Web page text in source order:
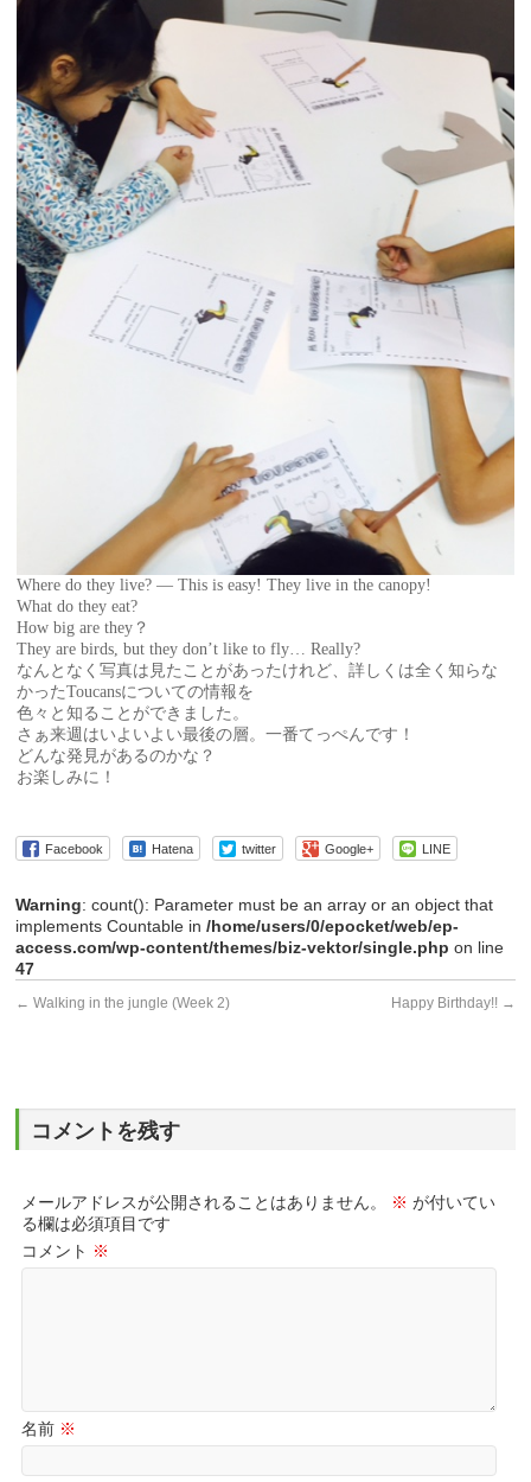
Where do they live? — This is easy! They live in the canopy!
What do they eat?
How big are they？
They are birds, but they don’t like to fly… Really?
なんとなく写真は見たことがあったけれど、詳しくは全く知らな
かったToucansについての情報を
色々と知ることができました。
さぁ来週はいよいよい最後の層。一番てっぺんです！
どんな発見があるのかな？
お楽しみに！
Facebook Hatena twitter Google+ LINE
Warning: count(): Parameter must be an array or an object that
implements Countable in/home/users/0/epocket/web/ep-
access.com/wp-content/themes/biz-vektor/single.php on line
47
← Walking in the jungle (Week 2) Happy Birthday!! →
コメントを残す
メールアドレスが公開されることはありません。 ※ が付いてい
る欄は必須項目です
コメント ※
名前 ※